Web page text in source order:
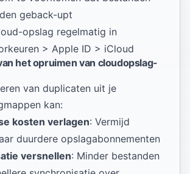
geback-upt
opslag regelmatig in
> Apple ID > iCloud
het opruimen van cloudopslag-
van duplicaten uit je
kan:
kosten verlagen: Vermijd
duurdere opslagabonnementen
versnellen: Minder bestanden